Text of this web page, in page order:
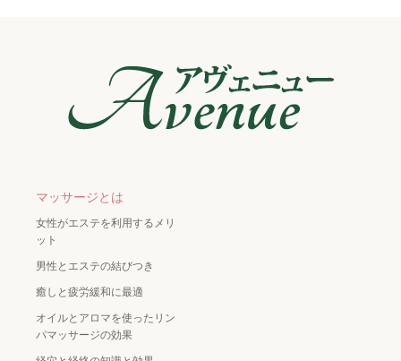
マッサージとは
女性がエステを利用するメリ
ット
男性とエステの結びつき
癒しと疲労緩和に最適
オイルとアロマを使ったリン
パマッサージの効果